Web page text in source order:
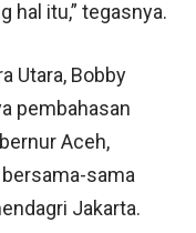
hal itu,” tegasnya.
Utara, Bobby
pembahasan
Aceh,
sama
Jakarta.